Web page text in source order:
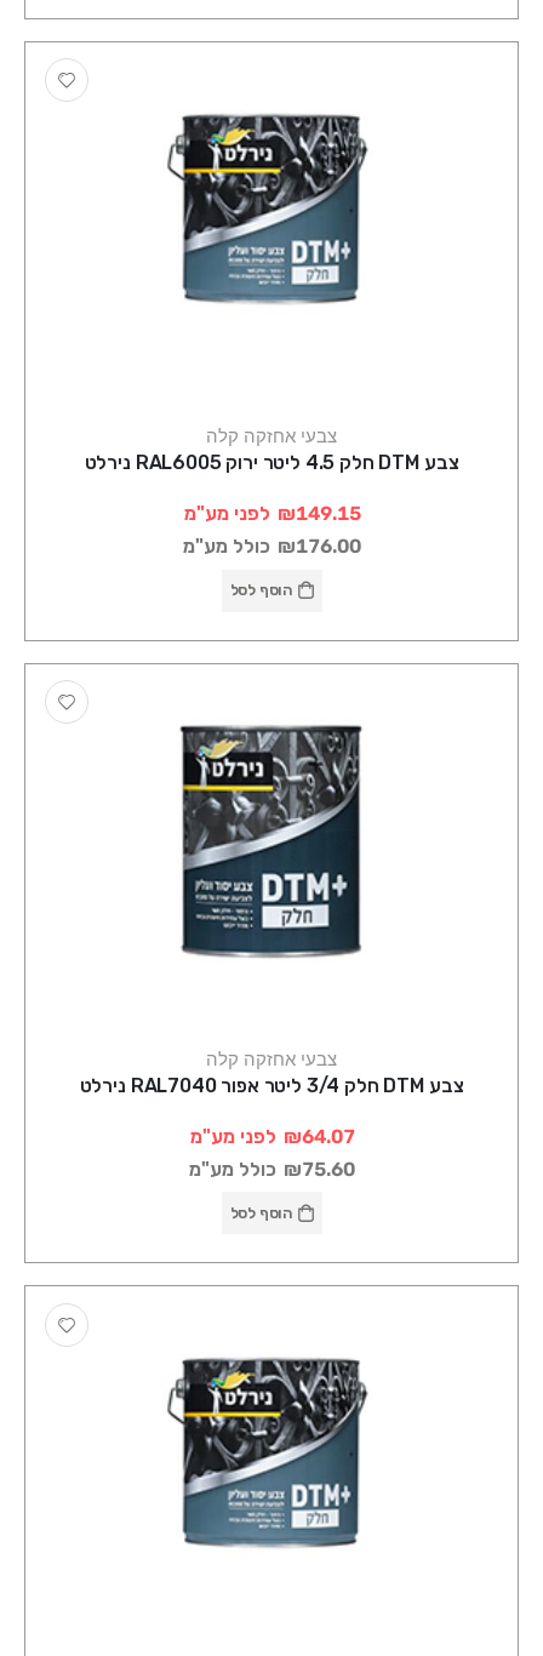
צבעי אחזקה קלה
צבע DTM חלק 4.5 ליטר ירוק RAL6005 נירלט
₪149.15 לפני מע"מ
₪176.00 כולל מע"מ
הוסף לסל
צבעי אחזקה קלה
צבע DTM חלק 3/4 ליטר אפור RAL7040 נירלט
₪64.07 לפני מע"מ
₪75.60 כולל מע"מ
הוסף לסל